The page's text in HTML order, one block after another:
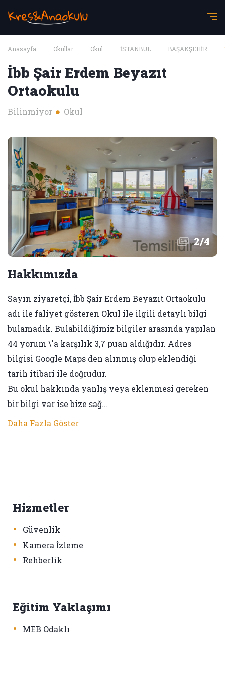
Anasayfa Okullar Okul İSTANBUL BAŞAKŞEHİR
İbb Şair Erdem Beyazıt
Ortaokulu
Bilinmiyor Okul
2/4
Hakkımızda
Sayın ziyaretçi, İbb Şair Erdem Beyazıt Ortaokulu
adı ile faliyet gösteren Okul ile ilgili detaylı bilgi
bulamadık. Bulabildiğimiz bilgiler arasında yapılan
44 yorum \'a karşılık 3,7 puan aldığıdır. Adres
bilgisi Google Maps den alınmış olup eklendiği
tarih itibari ile doğrudur.
Bu okul hakkında yanlış veya eklenmesi gereken
bir bilgi var ise bize sağ…
Daha Fazla Göster
Hizmetler
• Güvenlik
• Kamera İzleme
• Rehberlik
Eğitim Yaklaşımı
• MEB Odaklı